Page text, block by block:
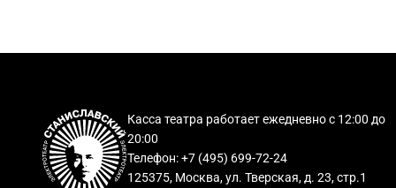
Касса театра работает ежедневно с 12:00 до
20:00
Телефон: +7 (495) 699-72-24
125375, Москва, ул. Тверская, д. 23, стр.1